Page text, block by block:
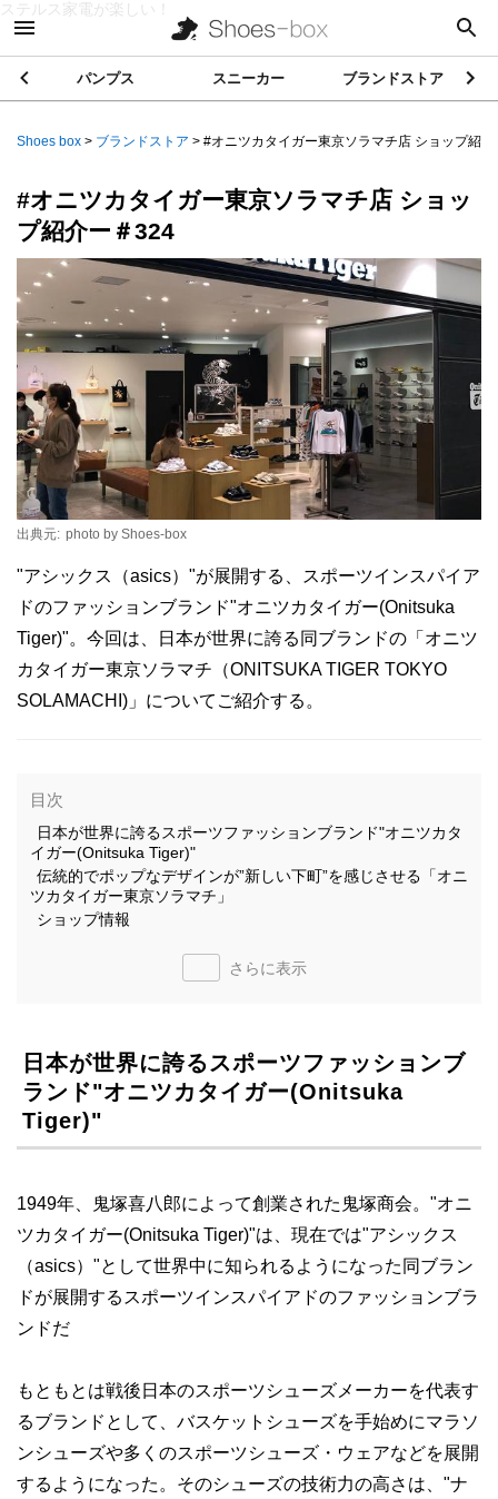
ステルス家電が楽しい！
パンプス スニーカー ブランドストア
Shoes box > ブランドストア > #オニツカタイガー東京ソラマチ店 ショップ紹介
#オニツカタイガー東京ソラマチ店 ショッ
プ紹介ー＃324
出典元: photo by Shoes-box
"アシックス（asics）"が展開する、スポーツインスパイア
ドのファッションブランド"オニツカタイガー(Onitsuka
Tiger)"。今回は、日本が世界に誇る同ブランドの「オニツ
カタイガー東京ソラマチ（ONITSUKA TIGER TOKYO
SOLAMACHI)」についてご紹介する。
目次
日本が世界に誇るスポーツファッションブランド"オニツカタ
イガー(Onitsuka Tiger)"
伝統的でポップなデザインが”新しい下町”を感じさせる「オニ
ツカタイガー東京ソラマチ」
ショップ情報
さらに表示
日本が世界に誇るスポーツファッションブ
ランド"オニツカタイガー(Onitsuka
Tiger)"
1949年、鬼塚喜八郎によって創業された鬼塚商会。"オニ
ツカタイガー(Onitsuka Tiger)"は、現在では"アシックス
（asics）"として世界中に知られるようになった同ブラン
ドが展開するスポーツインスパイアドのファッションブラ
ンドだ
もともとは戦後日本のスポーツシューズメーカーを代表す
るブランドとして、バスケットシューズを手始めにマラソ
ンシューズや多くのスポーツシューズ・ウェアなどを展開
するようになった。そのシューズの技術力の高さは、"ナ